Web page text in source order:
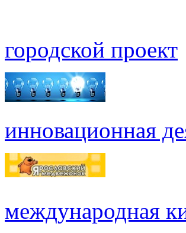
городской проект
инновационная
международная